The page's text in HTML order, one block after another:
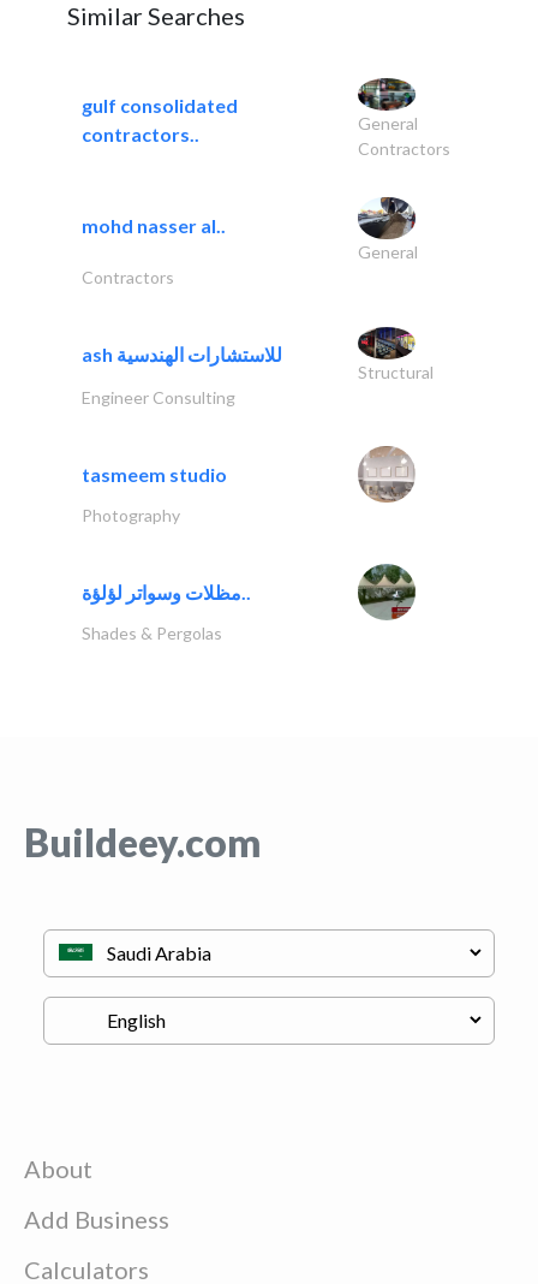
Similar Searches
gulf consolidated
contractors..
General
Contractors
mohd nasser al..
General
Contractors
ash للاستشارات الهندسية
Structural
Engineer Consulting
tasmeem studio
Photography
مظلات وسواتر لؤلؤة..
Shades & Pergolas
Buildeey.com
About
Add Business
Calculators